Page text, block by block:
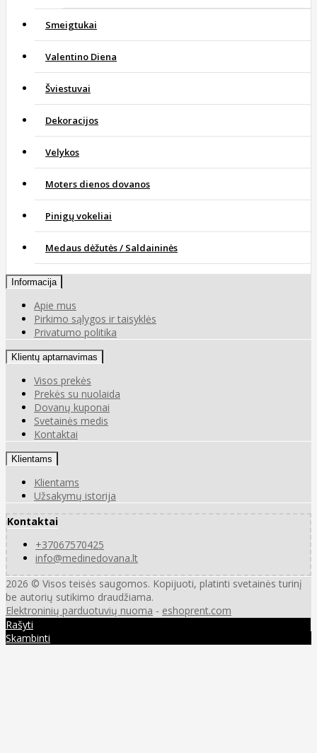
Smeigtukai
Valentino Diena
Šviestuvai
Dekoracijos
Velykos
Moters dienos dovanos
Pinigų vokeliai
Medaus dėžutės / Saldaininės
Informacija
Apie mus
Pirkimo sąlygos ir taisyklės
Privatumo politika
Klientų aptarnavimas
Visos prekės
Prekės su nuolaida
Dovanų kuponai
Svetainės medis
Kontaktai
Klientams
Klientams
Užsakymų istorija
Kontaktai
+37067570425
info@medinedovana.lt
2026 © Visos teisės saugomos. Kopijuoti, platinti svetainės turinį
be autorių sutikimo draudžiama.
Elektroninių parduotuvių nuoma - eshoprent.com
Rašyti
Skambinti